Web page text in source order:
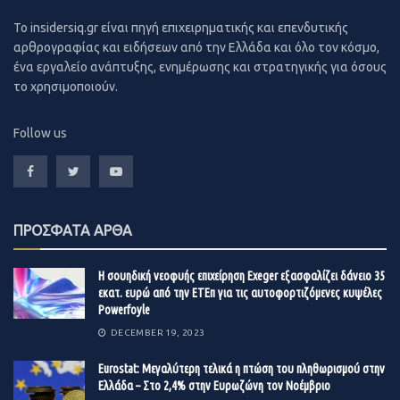
Με στόχο την ενίσχυση του αποτυπώματός της στις
παραχωρήσεις, κατά τον κ. Εξάρχου, υπάρχουν
συζητήσεις για τη συμμετοχή της Intrakat στη
μετοχικής συμμετοχής σε ενδιαφερόμενο σχήμα. Το
«παρών» αναμένεται να δώσει και στο διαγωνισμό για
το έργο Early Contractor Involvement (ECI) στο Ελληνικό
με χρήσεις γραφείων στην λεωφόρο Βουλιαγμένη από
το ECI για τον Marina Residential Tower.
Η αναβολή
Η χθεσινή έκτακτη γ.σ. συνέλευση αναβλήθηκε ύστερα
από αίτημα του κ. Κούτρα, που θεωρεί ότι τα τρία
To insidersiq.gr είναι πηγή επιχειρηματικής και επενδυτικής
αρθρογραφίας και ειδήσεων από την Ελλάδα και όλο τον κόσμο,
ένα εργαλείο ανάπτυξης, ενημέρωσης και στρατηγικής για όσους
το χρησιμοποιούν.
Follow us
ΠΡΟΣΦΑΤΑ ΑΡΘΑ
Η σουηδική νεοφυής επιχείρηση Exeger εξασφαλίζει δάνειο 35
εκατ. ευρώ από την ΕΤΕπ για τις αυτοφορτιζόμενες κυψέλες
Powerfoyle
DECEMBER 19, 2023
Eurostat: Μεγαλύτερη τελικά η πτώση του πληθωρισμού στην
Ελλάδα – Στο 2,4% στην Ευρωζώνη τον Νοέμβριο